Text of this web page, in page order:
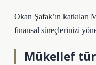
Okan Şafak’ın
finansal süreçlerinizi
Mükellef